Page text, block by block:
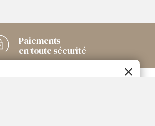
UN COMPTE
Paiements
en toute sécurité
sociaux